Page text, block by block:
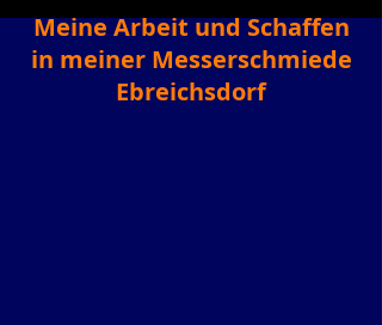
Meine Arbeit und Schaffen
in meiner Messerschmiede
Ebreichsdorf